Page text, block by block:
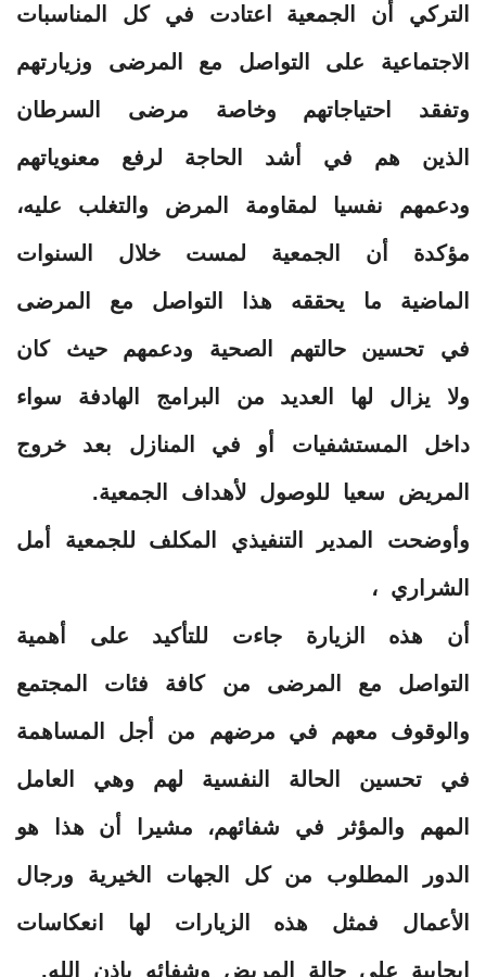
التركي أن الجمعية اعتادت في كل المناسبات
الاجتماعية على التواصل مع المرضى وزيارتهم
وتفقد احتياجاتهم وخاصة مرضى السرطان
الذين هم في أشد الحاجة لرفع معنوياتهم
ودعمهم نفسيا لمقاومة المرض والتغلب عليه،
مؤكدة أن الجمعية لمست خلال السنوات
الماضية ما يحققه هذا التواصل مع المرضى
في تحسين حالتهم الصحية ودعمهم حيث كان
ولا يزال لها العديد من البرامج الهادفة سواء
داخل المستشفيات أو في المنازل بعد خروج
المريض سعيا للوصول لأهداف الجمعية.
وأوضحت المدير التنفيذي المكلف للجمعية أمل
الشراري ،
أن هذه الزيارة جاءت للتأكيد على أهمية
التواصل مع المرضى من كافة فئات المجتمع
والوقوف معهم في مرضهم من أجل المساهمة
في تحسين الحالة النفسية لهم وهي العامل
المهم والمؤثر في شفائهم، مشيرا أن هذا هو
الدور المطلوب من كل الجهات الخيرية ورجال
الأعمال فمثل هذه الزيارات لها انعكاسات
إيجابية على حالة المريض وشفائه بإذن الله.